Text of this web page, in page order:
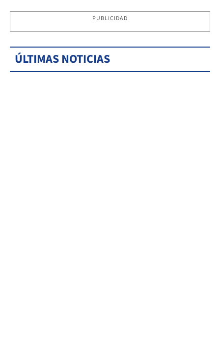
PUBLICIDAD
ÚLTIMAS NOTICIAS